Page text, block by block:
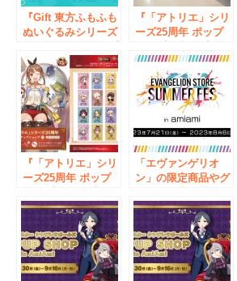
『Gift 東方ふもふも
ぬいぐるみシリーズ
in amiami』が「あ
みあみ秋葉原ラジオ
会館店」にて開催！
『「アトリエ」シリ
ーズ25周年 ポップ
amiami』が、「あ
みあみ」秋葉原ラジ
オ会館店・オンライ
ンショップにて開催
決定。
『「アトリエ」シリ
ーズ25周年 ポップ
amiami』が、「あ
みあみ」秋葉原ラジ
オ会館店でも開催
中!!
「エヴァンゲリオ
ン」の限定商品やグ
STORE SUMMER
FES in amiami』
が、7月21日(金)から
開催！